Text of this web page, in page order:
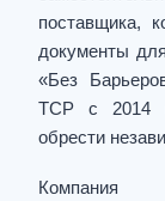
поставщика,
документы
«Без
ТСР с 2014
обрести
Компания